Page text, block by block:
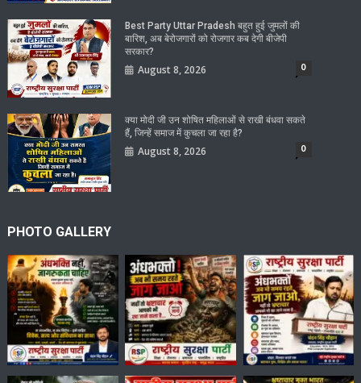
Best Party Uttar Pradesh बहुत हुई जुमलों की
बारिश, अब बेरोजगारों को रोजगार कब देगी बीजेपी
सरकार?
August 8, 2026 0
क्या मोदी जी उन शोषित महिलाओं से राखी बंधवा सकते
हैं, जिन्हें समाज में कुचला जा रहा है?
August 8, 2026 0
PHOTO GALLERY